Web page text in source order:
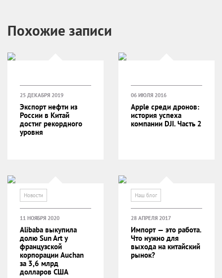
Похожие записи
Новости
25 ДЕКАБРЯ 2019
Экспорт нефти из
России в Китай
достиг рекордного
уровня
Наш блог
06 ИЮЛЯ 2016
Apple среди дронов:
история успеха
компании DJI. Часть 2
11 НОЯБРЯ 2020
Alibaba выкупила
долю Sun Art у
французской
корпорации Auchan
за 3,6 млрд
долларов США
28 АПРЕЛЯ 2017
Импорт — это работа.
Что нужно для
выхода на китайский
рынок?